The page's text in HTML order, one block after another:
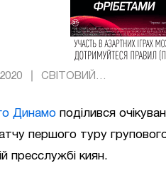
Динамо поділився
першого туру
пресслужбі киян.